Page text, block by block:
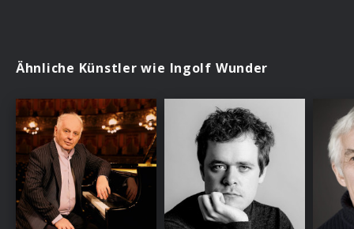
Ähnliche Künstler wie Ingolf Wunder